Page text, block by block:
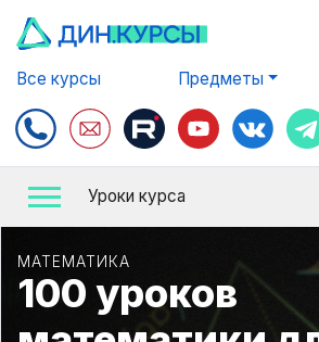
Все курсы Предметы
Уроки курса
МАТЕМАТИКА
100 уроков